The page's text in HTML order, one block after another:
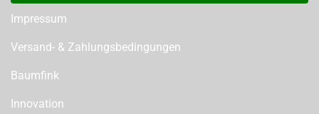
Impressum
Versand- & Zahlungsbedingungen
Baumfink
Innovation